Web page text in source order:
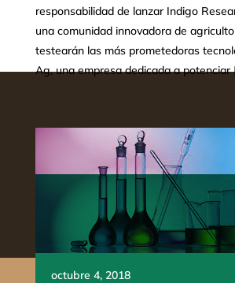
responsabilidad de lanzar Indigo
una comunidad innovadora de
testearán las más prometedoras
Ag, una empresa dedicada a
octubre 4, 2018